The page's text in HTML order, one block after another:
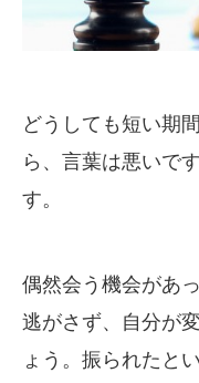
どうしても短い期
ら、言葉は悪いです
す。
偶然会う機会があ
逃がさず、自分が
ょう。振られたと